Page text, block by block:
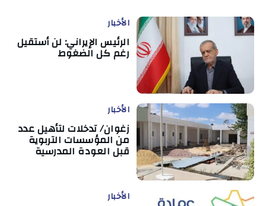
الأخبار
الرئيس الإيراني: لن أستقيل
رغم كل الضغوط
الأخبار
زغوان/ تدخلات لتأهيل عدد
من المؤسسات التربوية
قبل العودة المدرسية
الأخبار